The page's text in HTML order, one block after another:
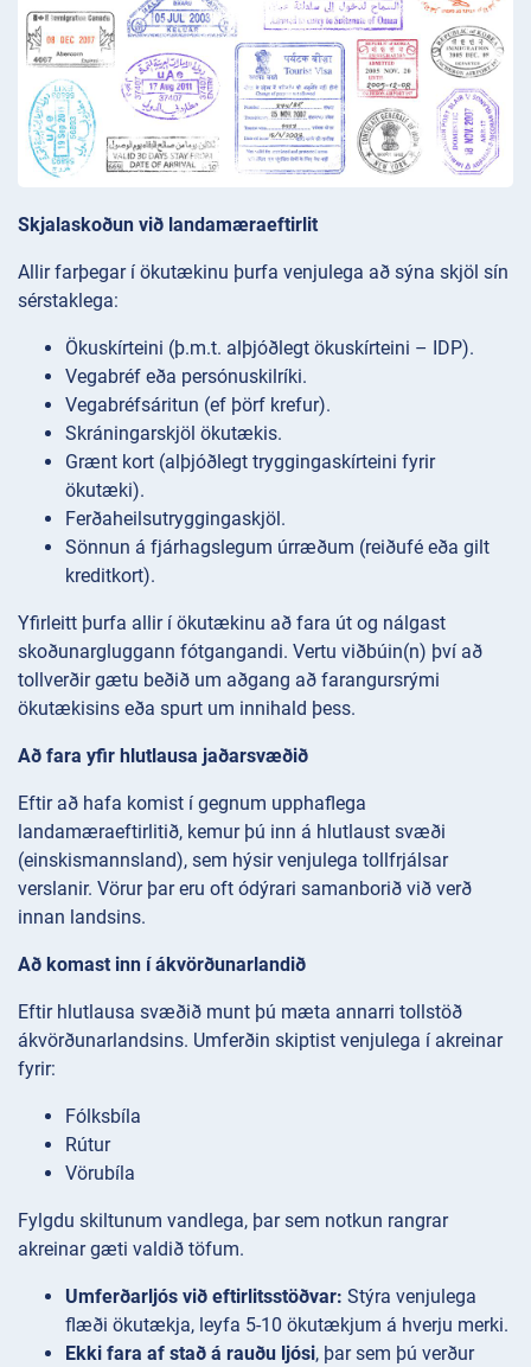
Skjalaskoðun við landamæraeftirlit
Allir farþegar í ökutækinu þurfa venjulega að sýna skjöl sín
sérstaklega:
Ökuskírteini (þ.m.t. alþjóðlegt ökuskírteini – IDP).
Vegabréf eða persónuskilríki.
Vegabréfsáritun (ef þörf krefur).
Skráningarskjöl ökutækis.
Grænt kort (alþjóðlegt tryggingaskírteini fyrir
ökutæki).
Ferðaheilsutryggingaskjöl.
Sönnun á fjárhagslegum úrræðum (reiðufé eða gilt
kreditkort).
Yfirleitt þurfa allir í ökutækinu að fara út og nálgast
skoðunargluggann fótgangandi. Vertu viðbúin(n) því að
tollverðir gætu beðið um aðgang að farangursrými
ökutækisins eða spurt um innihald þess.
Að fara yfir hlutlausa jaðarsvæðið
Eftir að hafa komist í gegnum upphaflega
landamæraeftirlitið, kemur þú inn á hlutlaust svæði
(einskismannsland), sem hýsir venjulega tollfrjálsar
verslanir. Vörur þar eru oft ódýrari samanborið við verð
innan landsins.
Að komast inn í ákvörðunarlandið
Eftir hlutlausa svæðið munt þú mæta annarri tollstöð
ákvörðunarlandsins. Umferðin skiptist venjulega í akreinar
fyrir:
Fólksbíla
Rútur
Vörubíla
Fylgdu skiltunum vandlega, þar sem notkun rangrar
akreinar gæti valdið töfum.
Umferðarljós við eftirlitsstöðvar: Stýra venjulega
flæði ökutækja, leyfa 5-10 ökutækjum á hverju merki.
Ekki fara af stað á rauðu ljósi, þar sem þú verður